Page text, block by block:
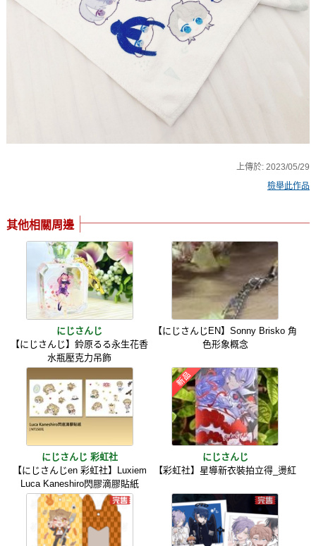
上傳於:2023/05/29
檢舉此作品
其他相關周邊
にじさんじ
【にじさんじ】鈴原るる永生花香
水瓶壓克力吊飾
【にじさんじEN】Sonny Brisko 角
色形象概念
にじさんじ 彩虹社
【にじさんじen 彩虹社】Luxiem
Luca Kaneshiro閃膠滴膠貼紙
にじさんじ
【彩虹社】星導新衣裝拍立得_燙紅